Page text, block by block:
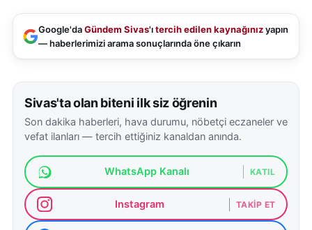
Google'daGündem Sivas'ıtercih edilen kaynağınızyapın
— haberlerimizi arama sonuçlarında öne çıkarın
Sivas'ta olan biteni ilk siz öğrenin
Son dakika haberleri, hava durumu, nöbetçi eczaneler ve
vefat ilanları — tercih ettiğiniz kanaldan anında.
WhatsApp Kanalı KATIL
Instagram TAKIP ET